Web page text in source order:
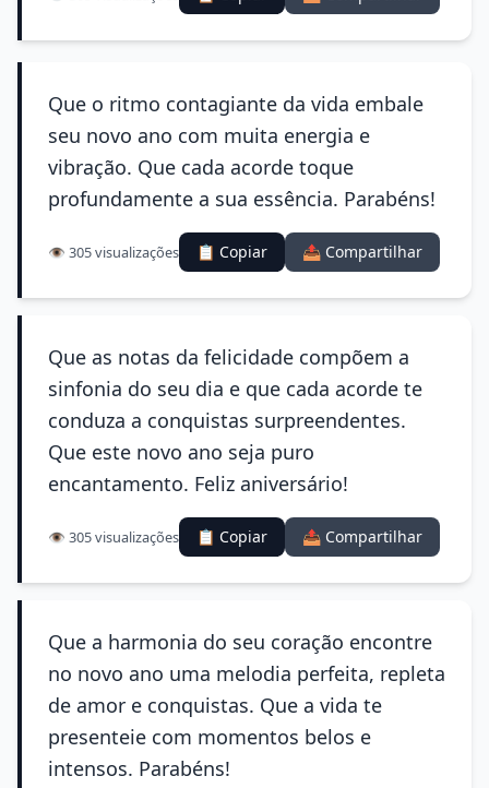
Que o ritmo contagiante da vida embale
seu novo ano com muita energia e
vibração. Que cada acorde toque
profundamente a sua essência. Parabéns!
👁️ 305 visualizações 📋 Copiar 📤 Compartilhar
Que as notas da felicidade compõem a
sinfonia do seu dia e que cada acorde te
conduza a conquistas surpreendentes.
Que este novo ano seja puro
encantamento. Feliz aniversário!
👁️ 305 visualizações 📋 Copiar 📤 Compartilhar
Que a harmonia do seu coração encontre
no novo ano uma melodia perfeita, repleta
de amor e conquistas. Que a vida te
presenteie com momentos belos e
intensos. Parabéns!